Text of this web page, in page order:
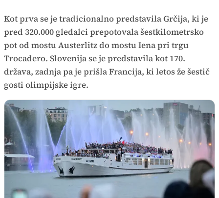
Kot prva se je tradicionalno predstavila Grčija, ki je
pred 320.000 gledalci prepotovala šestkilometrsko
pot od mostu Austerlitz do mostu Iena pri trgu
Trocadero. Slovenija se je predstavila kot 170.
država, zadnja pa je prišla Francija, ki letos že šestič
gosti olimpijske igre.